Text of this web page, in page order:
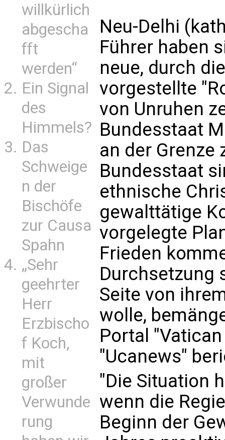
willkürlich
abgescha
fft
werden“
Ein Signal
des
Himmels?
Das
Schweige
n der
Bischöfe
zur Causa
Spahn
„Sehr
geehrter
Herr
Erzbischo
f Koch,
mit
großer
Verwunde
rung
Neu-Delhi
Führer haben
neue, durch
vorgestellte
von Unruhen
Bundesstaat
an der Grenze
Bundesstaat
ethnische
gewalttätige
vorgelegte
Frieden
Durchsetzung
Seite von
wolle,
Portal
"Ucanews"
"Die Situation
wenn die
Beginn der